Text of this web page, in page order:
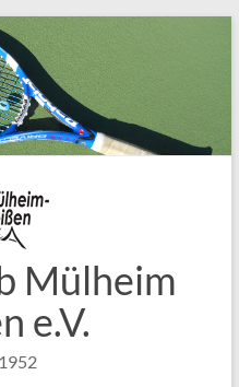
Mülheim
e.V.